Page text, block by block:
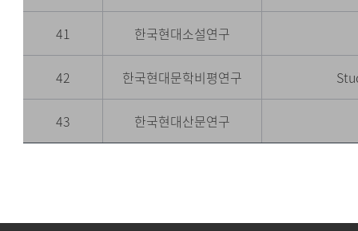
41 한국현대소설연구
42 한국현대문학비평연구
43 한국현대산문연구